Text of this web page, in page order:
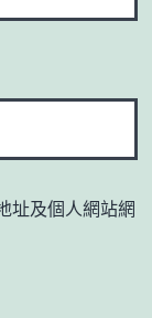
址及個人網站網